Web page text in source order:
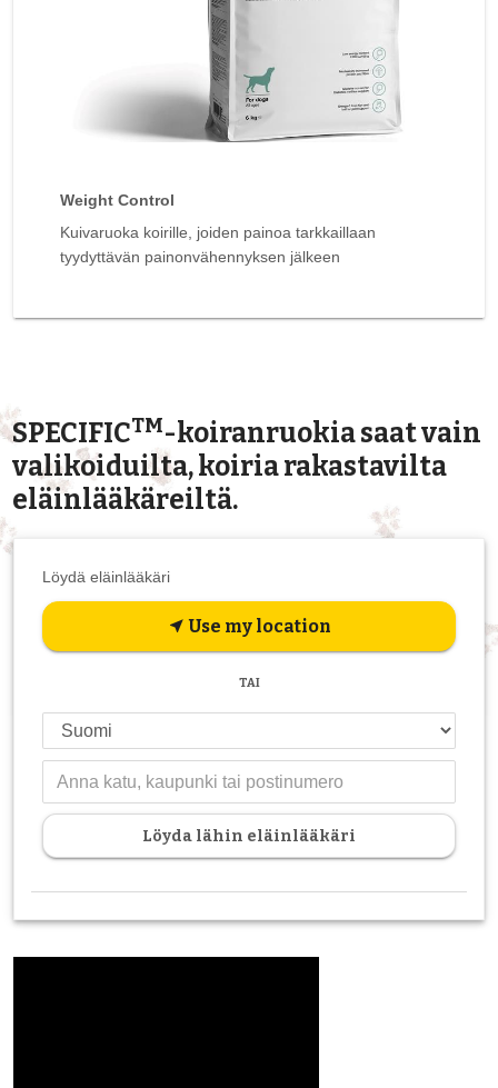
Weight Control
Kuivaruoka koirille, joiden painoa tarkkaillaan
tyydyttävän painonvähennyksen jälkeen
SPECIFICTM-koiranruokia saat vain
valikoiduilta, koiria rakastavilta
eläinlääkäreiltä.
Löydä eläinlääkäri
near_me Use my location
TAI
Löyda lähin eläinlääkäri